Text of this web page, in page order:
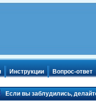
Инструкции Вопрос-ответ
Если вы заблудились,